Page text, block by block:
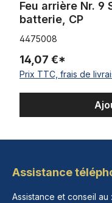
Feu arrière Nr. 9
batterie, CP
4475008
14,07 €*
Prix TTC, frais de
Assistance
Assistance et conseil au :